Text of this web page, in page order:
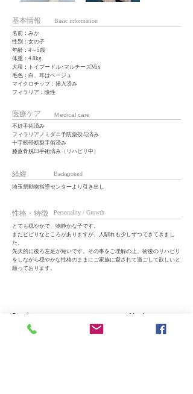
Basic information
基本情報
名前：みか
性別：女の子
年齢：4～5歳
体重：4.8kg
犬種：トイプードル×マルチーズMix
毛色：白、耳はベージュ
マイクロチップ：挿入済み
フィラリア：陰性
Ｍedical care
医療ケア
不妊手術済み
フィラリアノミダニ予防薬投与済み
十字靭帯断裂手術済み
膝蓋骨脱臼手術済み（リハビリ中）
経緯 Background
埼玉県動物指導センターより引き出し
Personality / Growth
性格・特徴
とても穏やかで、物静かな子です。
まだビビりなところがありますが、人馴れも少しずつできてきまし
た。
先天的に後ろ左足が短いです。その事をご理解の上、術後のリハビリ
をしながら穏やかな性格のままにご家族に愛されて過ごして欲しいと
願っております。
Previous Next